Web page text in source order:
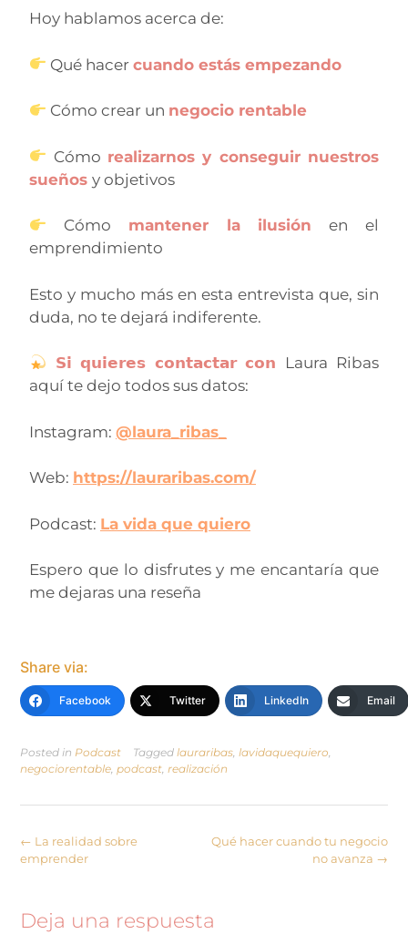
Hoy hablamos acerca de:
Qué hacercuando estás empezando
Cómo crear un negocio rentable
Cómo realizarnos y conseguir nuestros
sueños y objetivos
Cómo mantener la ilusión en el
emprendimiento
Esto y mucho más en esta entrevista que, sin
duda, no te dejará indiferente.
𝗦𝗶 𝗾𝘂𝗶𝗲𝗿𝗲𝘀 𝗰𝗼𝗻𝘁𝗮𝗰𝘁𝗮𝗿 𝗰𝗼𝗻 Laura Ribas
aquí te dejo todos sus datos:
Instagram: @laura_ribas_
Web: https://lauraribas.com/
Podcast: La vida que quiero
Espero que lo disfrutes y me encantaría que
me dejaras una reseña
Share via:
Facebook Twitter LinkedIn Email
Posted in Podcast Tagged lauraribas lavidaquequiero
negociorentable podcast realización
← La realidad sobre
emprender
Qué hacer cuando tu negocio
no avanza →
Deja una respuesta